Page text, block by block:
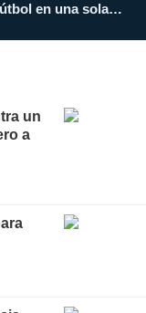
en una sola
un
a